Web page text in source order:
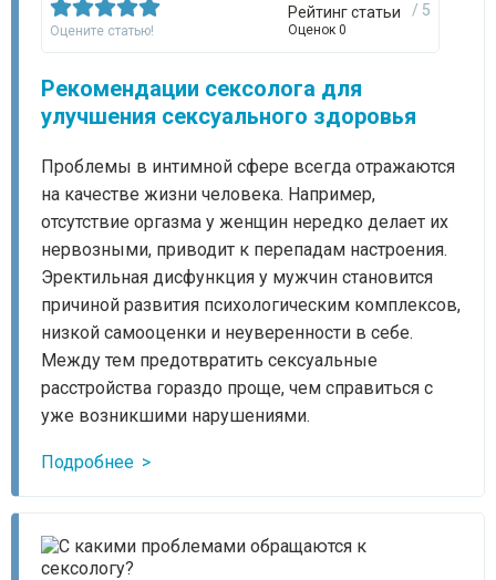
Оцените статью!
Рейтинг статьи / 5
Оценок 0
Рекомендации сексолога для
улучшения сексуального здоровья
Проблемы в интимной сфере всегда отражаются
на качестве жизни человека. Например,
отсутствие оргазма у женщин нередко делает их
нервозными, приводит к перепадам настроения.
Эректильная дисфункция у мужчин становится
причиной развития психологическим комплексов,
низкой самооценки и неуверенности в себе.
Между тем предотвратить сексуальные
расстройства гораздо проще, чем справиться с
уже возникшими нарушениями.
Подробнее